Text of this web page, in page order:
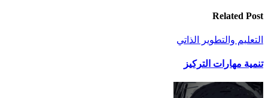
Related Post
التعليم والتطوير الذاتي
تنمية مهارات التركيز